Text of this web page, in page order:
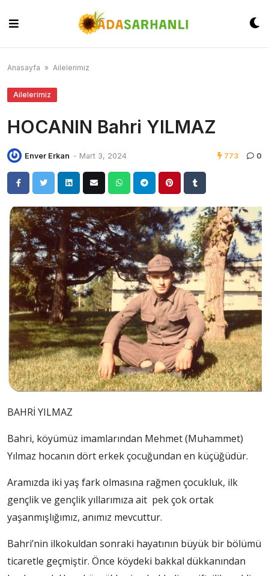
content
Anasayfa » Ailelerimiz
Ailelerimiz
HOCANIN Bahri YILMAZ
Enver Erkan - Mart 3, 2024 773 0
BAHRİ YILMAZ
Bahri, köyümüz imamlarından Mehmet (Muhammet)
Yılmaz hocanın dört erkek çocuğundan en küçüğüdür.
Aramızda iki yaş fark olmasına rağmen çocukluk, ilk
gençlik ve gençlik yıllarımıza ait pek çok ortak
yaşanmışlığımız, anımız mevcuttur.
Bahri’nin ilkokuldan sonraki hayatının büyük bir bölümü
ticaretle geçmiştir. Önce köydeki bakkal dükkanından